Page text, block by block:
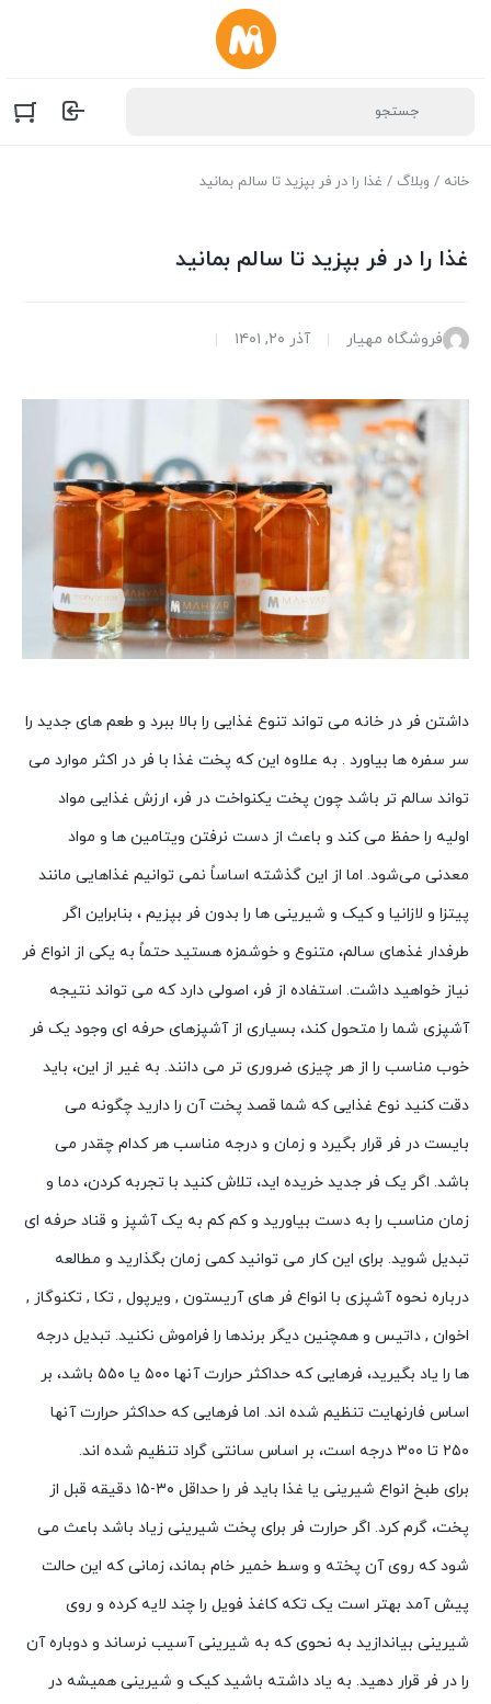
خانه / وبلاگ / غذا را در فر بپزید تا سالم بمانید
غذا را در فر بپزید تا سالم بمانید
فروشگاه مهیار آذر ۲۰, ۱۴۰۱
داشتن فر در خانه می تواند تنوع غذایی را بالا ببرد و طعم های جدید را
سر سفره‌ ها بیاورد . به علاوه این که پخت غذا با فر در اکثر موارد می
تواند سالم تر باشد چون پخت یکنواخت در فر، ارزش غذایی مواد
اولیه را حفظ می کند و باعث از دست نرفتن ویتامین‌ ها و مواد
معدنی می‌شود. اما از این گذشته اساساً نمی توانیم غذاهایی مانند
پیتزا و لازانیا و کیک و شیرینی ها را بدون فر بپزیم ، بنابراین اگر
طرفدار غذهای سالم، متنوع و خوشمزه هستید حتماً به یکی از انواع فر
نیاز خواهید داشت. استفاده از فر، اصولی دارد که می تواند نتیجه
آشپزی شما را متحول کند، بسیاری از آشپزهای حرفه ای وجود یک فر
خوب مناسب را از هر چیزی ضروری تر می دانند. به غیر از این، باید
دقت کنید نوع غذایی که شما قصد پخت آن را دارید چگونه می
بایست در فر قرار بگیرد و زمان و درجه مناسب هر کدام چقدر می
باشد. اگر یک فر جدید خریده اید، تلاش کنید با تجربه کردن، دما و
زمان مناسب را به دست بیاورید و کم کم به یک آشپز و قناد حرفه ای
تبدیل شوید. برای این کار می توانید کمی زمان بگذارید و مطالعه
درباره نحوه آشپزی با انواع فر های آریستون , ویرپول , تکا , تکنوگاز ,
اخوان , داتیس و همچنین دیگر برندها را فراموش نکنید. تبدیل درجه
ها را یاد بگیرید، فرهایی که حداکثر حرارت آنها ۵۰۰ یا ۵۵۰ باشد، بر
اساس فارنهایت تنظیم شده اند. اما فرهایی که حداکثر حرارت آنها
۲۵۰ تا ۳۰۰ درجه است، بر اساس سانتی گراد تنظیم شده اند.
برای طبخ انواع شیرینی یا غذا باید فر را حداقل ۳۰-۱۵ دقیقه قبل از
پخت، گرم کرد. اگر حرارت فر برای پخت شیرینی زیاد باشد باعث می
شود که روی آن پخته و وسط خمیر خام بماند، زمانی که این حالت
پیش آمد بهتر است یک تکه کاغذ فویل را چند لایه کرده و روی
شیرینی بیاندازید به نحوی که به شیرینی آسیب نرساند و دوباره آن
را در فر قرار دهید. به یاد داشته باشید کیک و شیرینی‌ همیشه در